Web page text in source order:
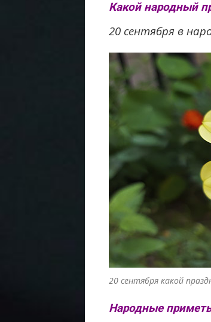
Какой народный
20 сентября в
20 сентября какой
Народные